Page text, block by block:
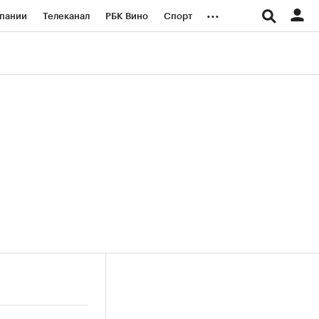
Телеканал РБК Вино Спорт ...